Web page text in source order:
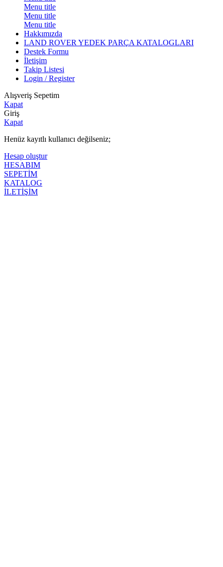
Menu title
Menu title
Menu title
Hakkımızda
LAND ROVER YEDEK PARÇA KATALOGLARI
Destek Formu
İletişim
Takip Listesi
Login / Register
Alışveriş Sepetim
Kapat
Giriş
Kapat
Henüz kayıtlı kullanıcı değilseniz;
Hesap oluştur
HESABIM
SEPETİM
KATALOG
İLETİŞİM